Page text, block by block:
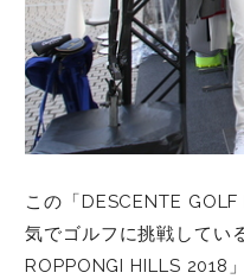
この「DESCENTE
気でゴルフに挑戦してい
ROPPONGI HILLS 2018